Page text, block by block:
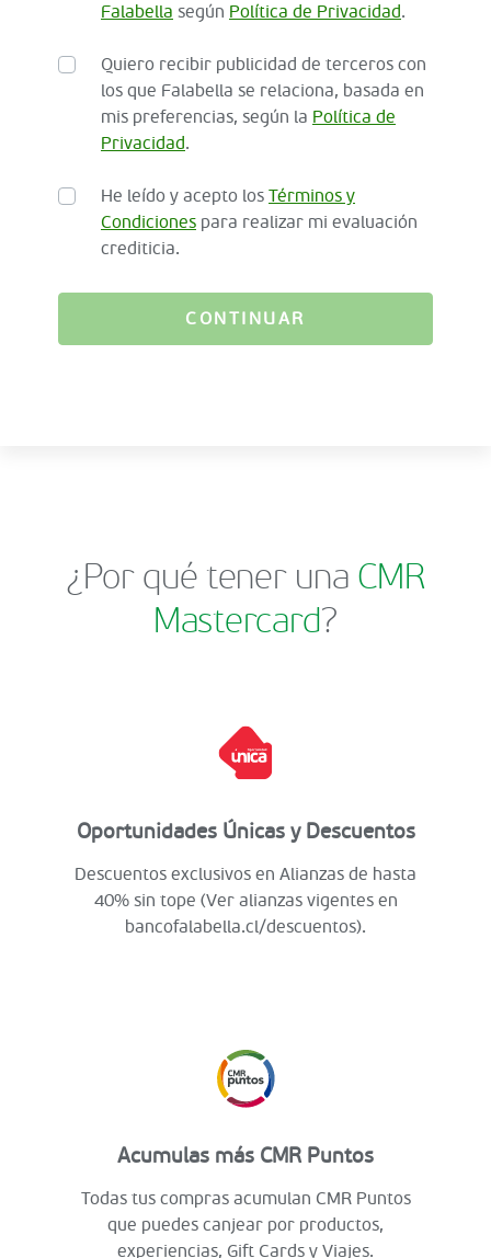
Falabella según Política de Privacidad.
Quiero recibir publicidad de terceros con
los que Falabella se relaciona, basada en
mis preferencias, según la Política de
Privacidad.
He leído y acepto los Términos y
Condiciones para realizar mi evaluación
crediticia.
CONTINUAR
¿Por qué tener una CMR
Mastercard?
Oportunidades Únicas y Descuentos
Descuentos exclusivos en Alianzas de hasta
40% sin tope (Ver alianzas vigentes en
bancofalabella.cl/descuentos).
Acumulas más CMR Puntos
Todas tus compras acumulan CMR Puntos
que puedes canjear por productos,
experiencias, Gift Cards y Viajes.